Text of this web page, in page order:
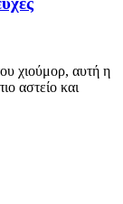
χιούμορ, αυτή η
αστείο και